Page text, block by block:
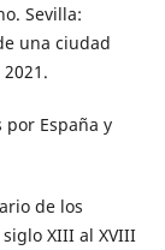
Sevilla:
una ciudad
por España y
de los
XIII al XVIII